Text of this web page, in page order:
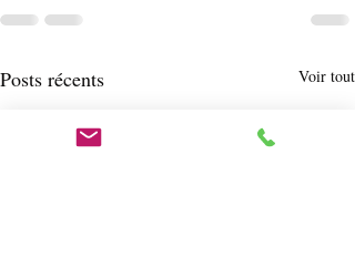
Posts récents Voir tout